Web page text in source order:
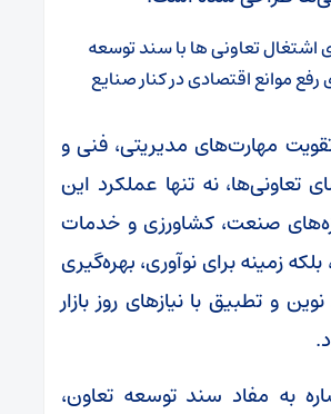
رفع موانع اقتصادی در کنار صنایع
مهارت‌های مدیریتی، فنی و
نه تنها عملکرد این
صنعت، کشاورزی و خدمات
زمینه برای نوآوری، بهره‌گیری
و تطبیق با نیازهای روز بازار
به مفاد سند توسعه تعاون،